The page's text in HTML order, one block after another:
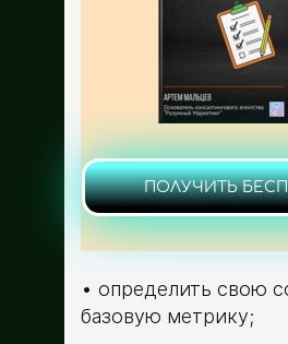
ПОЛУЧИТЬ
определить свою
базовую метрику;